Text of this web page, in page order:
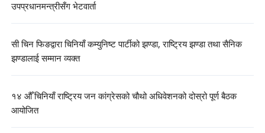
उपप्रधानमन्त्रीसँग भेटवार्ता
सी चिन फिङद्वारा चिनियाँ कम्युनिष्ट पार्टीको झण्डा, राष्ट्रिय झण्डा तथा सैनिक
झण्डालाई सम्मान व्यक्त
१४ औँ चिनियाँ राष्ट्रिय जन कांग्रेसको चौथो अधिवेशनको दोस्रो पूर्ण बैठक
आयोजित